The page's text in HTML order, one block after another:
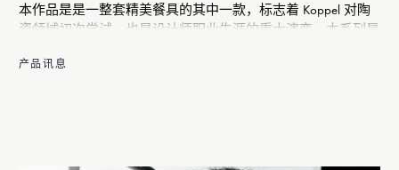
本作品是是一整套精美餐具的其中一款，标志着 Koppel 对陶
瓷领域初次尝试，也是设计师职业生涯的重大演变。本系列是
技术首次将该设计重新呈现在世人面前，同时确保餐盘坚固耐
产品讯息